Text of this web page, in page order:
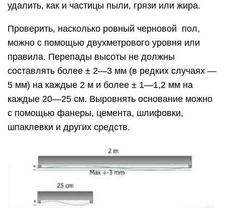
удалить, как и частицы пыли, грязи или жира.
Проверить, насколько ровный черновой пол,
можно с помощью двухметрового уровня или
правила. Перепады высоты не должны
составлять более ± 2—3 мм (в редких случаях —
5 мм) на каждые 2 м и более ± 1—1,2 мм на
каждые 20—25 см. Выровнять основание можно
с помощью фанеры, цемента, шлифовки,
шпаклевки и других средств.